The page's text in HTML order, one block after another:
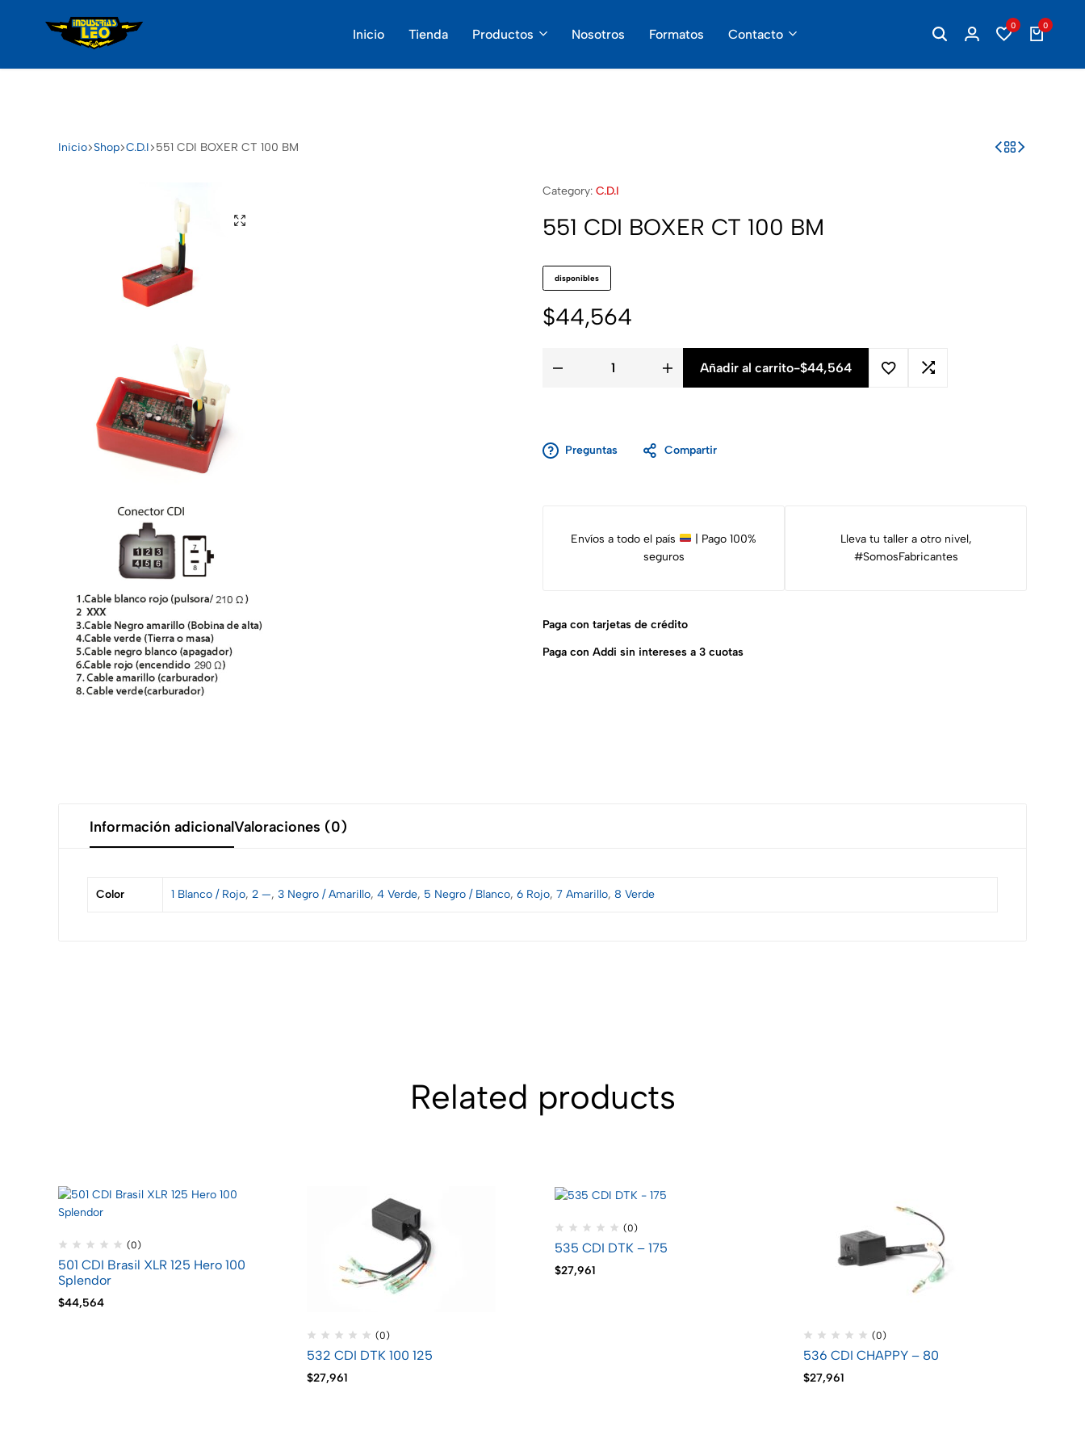
servicioalcliente@industriasleo.com
motos
Inicio Tienda Productos Nosotros Formatos Contacto
0 0
Inicio Shop C.D.I 551 CDI BOXER CT 100 BM
Category: C.D.I
551 CDI BOXER CT 100 BM
disponibles
$44,564
Añadir al carrito-$44,564
Preguntas Compartir
Envíos a todo el país
| Pago 100%
seguros
Lleva tu taller a otro nivel,
#SomosFabricantes
Paga con tarjetas de crédito
Paga con Addi sin intereses a 3 cuotas
Información adicionalValoraciones (0)
Color 1 Blanco / Rojo, 2 —, 3 Negro / Amarillo, 4 Verde, 5 Negro / Blanco, 6 Rojo, 7 Amarillo, 8 Verde
Related products
(0)
501 CDI Brasil XLR 125 Hero 100
Splendor
$44,564
(0)
532 CDI DTK 100 125
$27,961
(0)
535 CDI DTK – 175
$27,961
(0)
536 CDI CHAPPY – 80
$27,961